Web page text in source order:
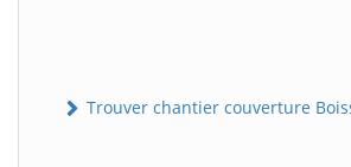
Trouver chantier couverture